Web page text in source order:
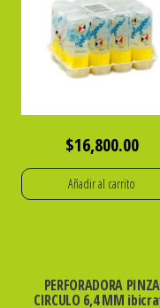
$16,800.00
Añadir al carrito
PERFORADORA PINZA
CIRCULO 6,4 MM